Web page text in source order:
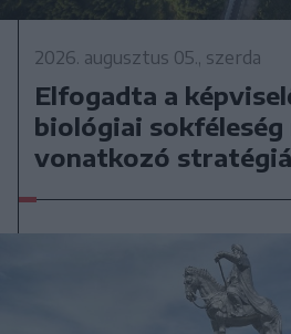
2026. augusztus 05., szerda
Elfogadta a
biológiai sokféleség
vonatkozó